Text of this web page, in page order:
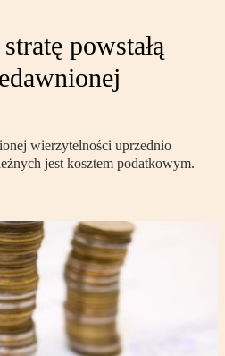
powstałą
wierzytelności uprzednio
jest kosztem podatkowym.